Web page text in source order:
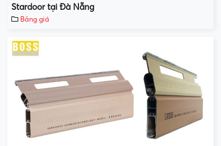
Stardoor tại Đà Nẵng
Bảng giá